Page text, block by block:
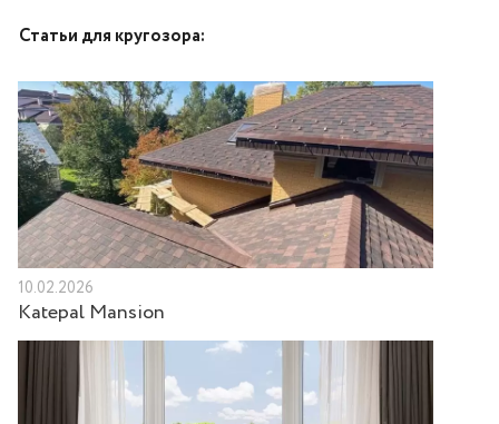
Статьи для кругозора:
10.02.2026
Katepal Mansion